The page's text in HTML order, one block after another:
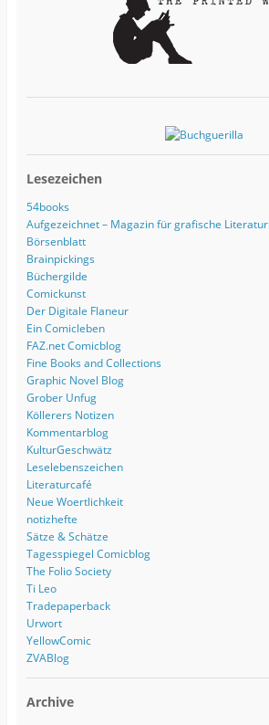
Lesezeichen
54books
Aufgezeichnet – Magazin für grafische Literatur
Börsenblatt
Brainpickings
Büchergilde
Comickunst
Der Digitale Flaneur
Ein Comicleben
FAZ.net Comicblog
Fine Books and Collections
Graphic Novel Blog
Grober Unfug
Köllerers Notizen
Kommentarblog
KulturGeschwätz
Leselebenszeichen
Literaturcafé
Neue Woertlichkeit
notizhefte
Sätze & Schätze
Tagesspiegel Comicblog
The Folio Society
Ti Leo
Tradepaperback
Urwort
YellowComic
ZVABlog
Archive